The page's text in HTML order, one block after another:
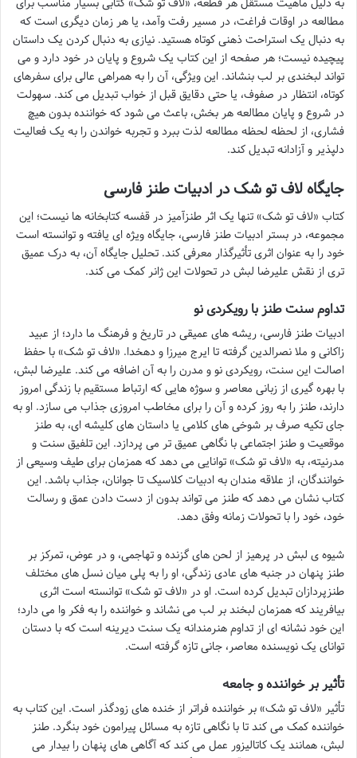
مطالعه در اوقات فراغت، در مسیر رفت وآمد، یا هر زمان دیگری است که
به دنبال یک استراحت ذهنی کوتاه هستید. نیازی به دنبال کردن یک داستان
پیچیده نیست؛ هر صفحه از این کتاب یک شروع و پایان در خود دارد و می
تواند لبخندی بر لب بنشاند. این ویژگی، آن را به همراهی عالی برای سفرهای
کوتاه، انتظار در صفوف، یا حتی دقایق قبل از خواب تبدیل می کند. سهولت
در شروع و پایان مطالعه هر بخش، باعث می شود که خواننده بدون هیچ
فشاری، از لحظه لحظه مطالعه لذت ببرد و تجربه خواندن را به یک فعالیت
دلپذیر و آزادانه تبدیل کند.
جایگاه لاف تو شک در ادبیات طنز فارسی
کتاب «لاف تو شک» تنها یک اثر طنزآمیز در قفسه کتابخانه ها نیست؛ این
مجموعه، در بستر ادبیات طنز فارسی، جایگاه ویژه ای یافته و توانسته است
خود را به عنوان اثری تأثیرگذار معرفی کند. تحلیل جایگاه آن، به درک عمیق
تری از نقش علیرضا لبش در تحولات این ژانر کمک می کند.
تداوم سنت طنز با رویکردی نو
ادبیات طنز فارسی، ریشه های عمیقی در تاریخ و فرهنگ ما دارد؛ از عبید
زاکانی و ملا نصرالدین گرفته تا ایرج میرزا و دهخدا. «لاف تو شک» با حفظ
اصالت این سنت، رویکردی نو و مدرن را به آن اضافه می کند. علیرضا لبش،
با بهره گیری از زبانی معاصر و سوژه هایی که ارتباط مستقیم با زندگی امروز
دارند، طنز را به روز کرده و آن را برای مخاطب امروزی جذاب می سازد. او به
جای تکیه صرف بر شوخی های کلامی یا داستان های کلیشه ای، به طنز
موقعیت و طنز اجتماعی با نگاهی عمیق تر می پردازد. این تلفیق سنت و
مدرنیته، به «لاف تو شک» توانایی می دهد که همزمان برای طیف وسیعی از
خوانندگان، از علاقه مندان به ادبیات کلاسیک تا جوانان، جذاب باشد. این
کتاب نشان می دهد که طنز می تواند بدون از دست دادن عمق و رسالت
خود، خود را با تحولات زمانه وفق دهد.
شیوه ی لبش در پرهیز از لحن های گزنده و تهاجمی، و در عوض، تمرکز بر
طنز پنهان در جنبه های عادی زندگی، او را به پلی میان نسل های مختلف
طنزپردازان تبدیل کرده است. او در «لاف تو شک» توانسته است اثری
بیافریند که همزمان لبخند بر لب می نشاند و خواننده را به فکر وا می دارد؛
این خود نشانه ای از تداوم هنرمندانه یک سنت دیرینه است که با دستان
توانای یک نویسنده معاصر، جانی تازه گرفته است.
تأثیر بر خواننده و جامعه
تأثیر «لاف تو شک» بر خواننده فراتر از خنده های زودگذر است. این کتاب به
خواننده کمک می کند تا با نگاهی تازه به مسائل پیرامون خود بنگرد. طنز
لبش، همانند یک کاتالیزور عمل می کند که آگاهی های پنهان را بیدار می